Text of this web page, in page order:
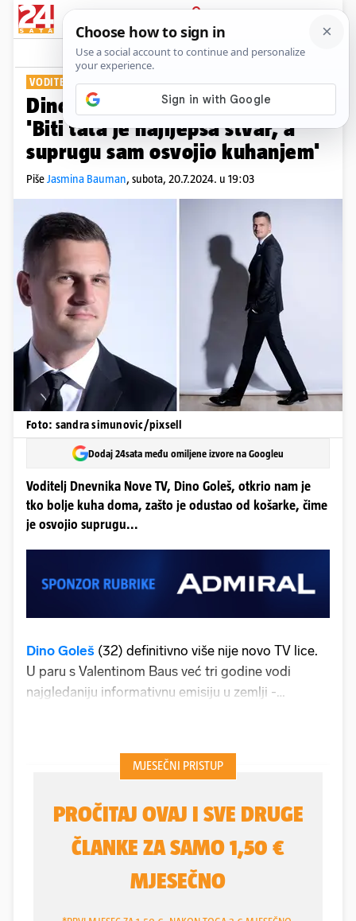
PRIJAVA
Show Komentari
VODITELJ ZA 24SATA PLUS+
Dino Goleš o prinovi u obitelji:
'Biti tata je najljepša stvar, a
suprugu sam osvojio kuhanjem'
PišeJasmina Bauman, subota, 20.7.2024. u 19:03
Foto: sandra simunovic/pixsell
Dodaj 24sata među omiljene izvore na Googleu
Voditelj Dnevnika Nove TV, Dino Goleš, otkrio nam je
tko bolje kuha doma, zašto je odustao od košarke, čime
je osvojio suprugu...
Dino Goleš (32) definitivno više nije novo TV lice.
U paru s Valentinom Baus već tri godine vodi
najgledaniju informativnu emisiju u zemlji -
kuhar, ima mali urban vrt, zaljubljen je u sport,
osobito košarku. Ne čudi jer visok je 197 cm. Ovih
voditeljicom Ninom Slišković Goleš. Uz sve to
profesionalnost mu je drugo ime. Na naše snimanje
došao je iako mu je sinčić završio u bolnici zbog